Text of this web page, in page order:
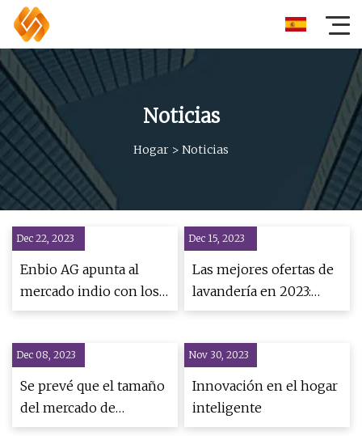
Noticias
Hogar > Noticias
Dec 22, 2023
Enbio AG apunta al
mercado indio con los
esterilizadores de
del mundo
Dec 15, 2023
Las mejores ofertas de
lavandería en 2023:
Compra al cliente
Dec 08, 2023
Se prevé que el tamaño
del mercado de
esterilizadores de
Nov 30, 2023
Innovación en el hogar
inteligente